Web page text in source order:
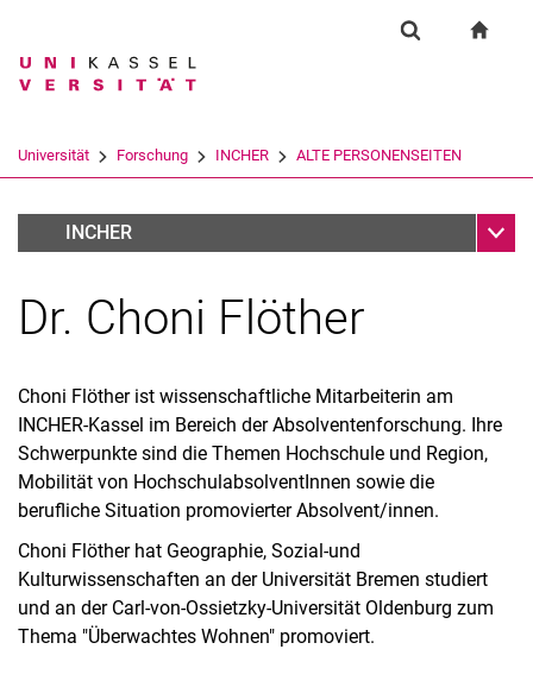
Springe direkt zu: Inhalt
Springe direkt zu: Suche
Springe direkt zu:
Suchbegriff
Suchen (öffnet externen Link in einem
Universität Forschung INCHER ALTE PERSONENSEITEN
Ehemalige
INCHER
Dr. Choni Flöther
Choni Flöther ist wissenschaftliche Mitarbeiterin am
INCHER-Kassel im Bereich der Absolventenforschung. Ihre
Schwerpunkte sind die Themen Hochschule und Region,
Mobilität von HochschulabsolventInnen sowie die
berufliche Situation promovierter Absolvent/innen.
Choni Flöther hat Geographie, Sozial-und
Kulturwissenschaften an der Universität Bremen studiert
und an der Carl-von-Ossietzky-Universität Oldenburg zum
Thema "Überwachtes Wohnen" promoviert.